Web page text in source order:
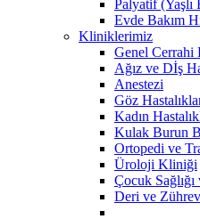
Palyatif (Yaşlı
Evde Bakım
Kliniklerimiz
Genel Cerrahi
Ağız ve Dİş
Anestezi
Göz
Kadın
Kulak Burun
Ortopedi ve
Üroloji Kliniği
Çocuk
Deri ve